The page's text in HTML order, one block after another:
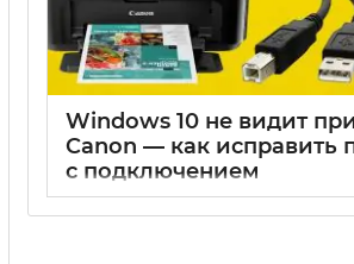
Windows 10 не видит
Canon — как исправить
с подключением